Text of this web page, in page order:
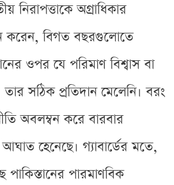
নিরাপত্তাকে অগ্রাধিকার
করেন, বিগত বছরগুলোতে
ওপর যে পরিমাণ বিশ্বাস বা
সঠিক প্রতিদান মেলেনি। বরং
অবলম্বন করে বারবার
আঘাত হেনেছে। গ্যাবার্ডের মতে,
পারমাণবিক